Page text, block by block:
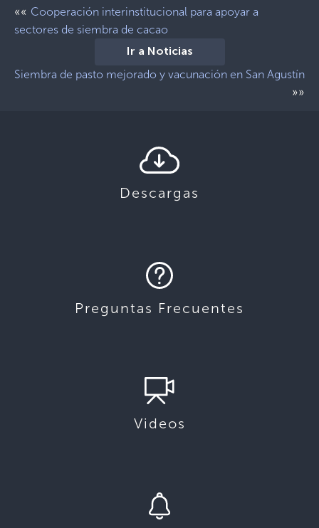
«« Cooperación interinstitucional para apoyar a
sectores de siembra de cacao
Ir a Noticias
Siembra de pasto mejorado y vacunación en San Agustín
»»
Descargas
Preguntas Frecuentes
Videos